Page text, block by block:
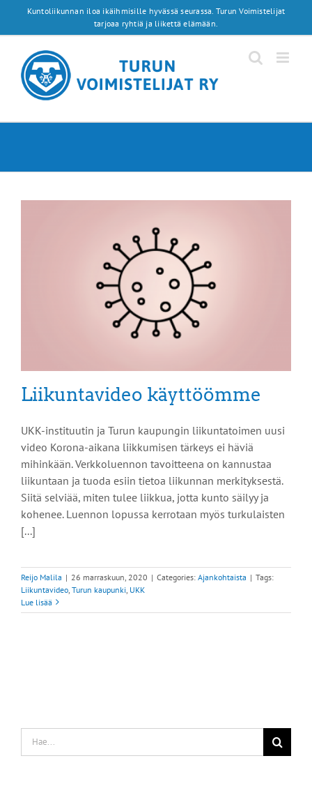
Kuntoliikunnan iloa ikäihmisille hyvässä seurassa. Turun Voimistelijat
tarjoaa ryhtiä ja liikettä elämään.
Liikuntavideo käyttöömme
UKK-instituutin ja Turun kaupungin liikuntatoimen uusi
video Korona-aikana liikkumisen tärkeys ei häviä
mihinkään. Verkkoluennon tavoitteena on kannustaa
liikuntaan ja tuoda esiin tietoa liikunnan merkityksestä.
Siitä selviää, miten tulee liikkua, jotta kunto säilyy ja
kohenee. Luennon lopussa kerrotaan myös turkulaisten
[...]
Reijo Malila | 26 marraskuun, 2020 | Categories: Ajankohtaista | Tags:
Liikuntavideo Turun kaupunki UKK
Lue lisää
Etsi
...